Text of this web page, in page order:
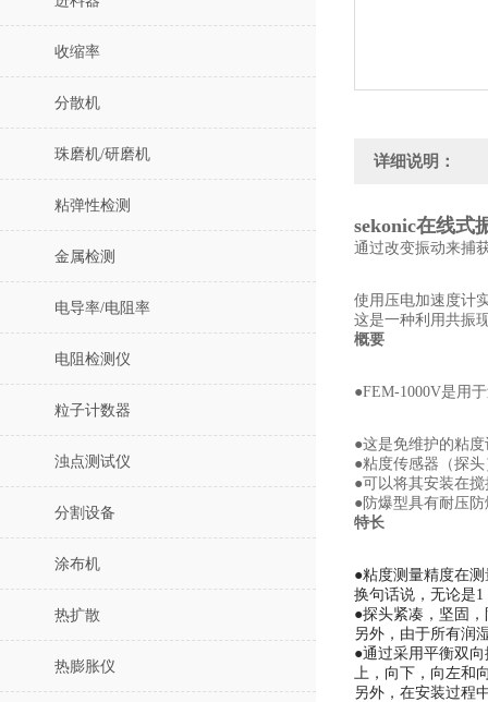
收缩率
分散机
珠磨机/研磨机
粘弹性检测
金属检测
电导率/电阻率
电阻检测仪
粒子计数器
浊点测试仪
分割设备
涂布机
热扩散
热膨胀仪
详细说明：
sekonic在线式
通过改变振动来捕
使用压电加速度计
这是一种利用共振
概要
●FEM-1000V是用
●这是免维护的粘
●粘度传感器（探
●可以将其安装在
●防爆型具有耐压
特长
●粘度测量精度在
换句话说，无论是1
●探头紧凑，坚固
另外，由于所有润
●通过采用平衡双
上，向下，向左和
另外，在安装过程